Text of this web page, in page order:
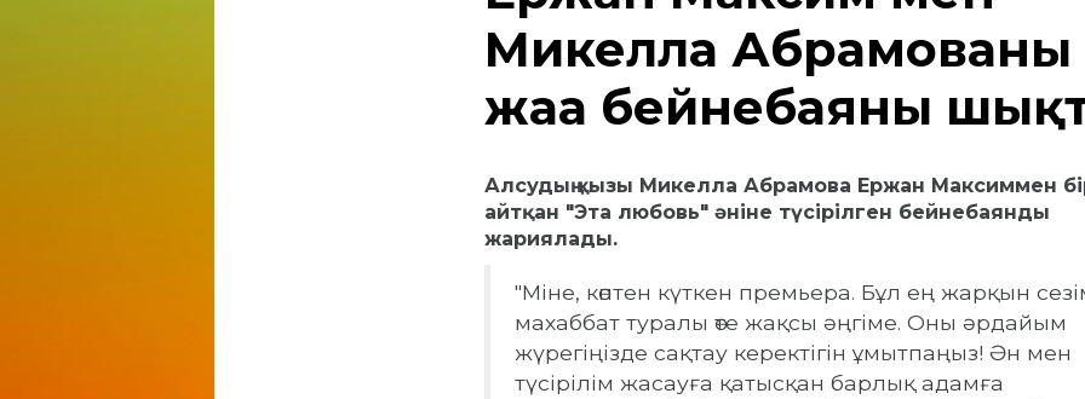
Микелла Абрамованың
жаңа бейнебаяны
Алсудың қызы Микелла Абрамова Ержан Максиммен
айтқан "Эта любовь" әніне түсірілген бейнебаянды
жариялады.
"Міне, көптен күткен премьера. Бұл ең жарқын
махаббат туралы өте жақсы әңгіме. Оны әрдайым
жүрегіңізде сақтау керектігін ұмытпаңыз! Ән мен
түсірілім жасауға қатысқан барлық адамға